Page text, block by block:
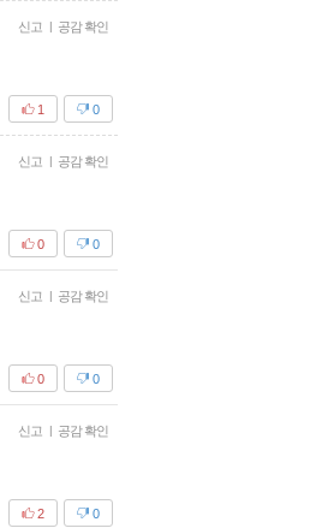
신고 | 공감 확인
0
1
신고 | 공감 확인
0
0
신고 | 공감 확인
0
0
신고 | 공감 확인
0
2